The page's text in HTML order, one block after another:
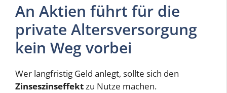
An Aktien führt für die
private Altersversorgung
kein Weg vorbei
Wer langfristig Geld anlegt, sollte sich den
Zinseszinseffektzu Nutze machen.